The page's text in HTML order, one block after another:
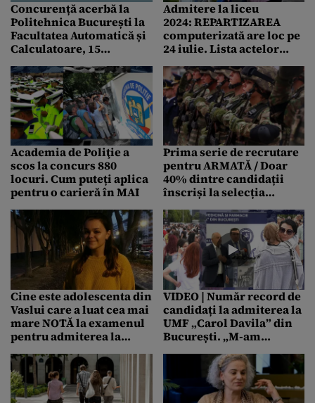
Concurență acerbă la
Politehnica București la
Facultatea Automatică și
Calculatoare, 15
Admitere la liceu
2024: REPARTIZAREA
computerizată are loc pe
24 iulie. Lista actelor
documentelor, între 25 și
30 iulie
Academia de Poliţie a
scos la concurs 880
locuri. Cum puteți aplica
pentru o carieră în MAI
Prima serie de recrutare
pentru ARMATĂ / Doar
40% dintre candidații
înscriși la selecția
profesioniști au fost
ADMIȘI
Cine este adolescenta din
Vaslui care a luat cea mai
mare NOTĂ la examenul
pentru admiterea la
VIDEO | Număr record de
candidați la admiterea la
UMF „Carol Davila” din
București. „M-am
vreau să fiu medic în
România”